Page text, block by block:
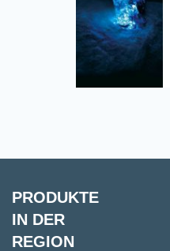
PRODUKTE
IN DER
REGION